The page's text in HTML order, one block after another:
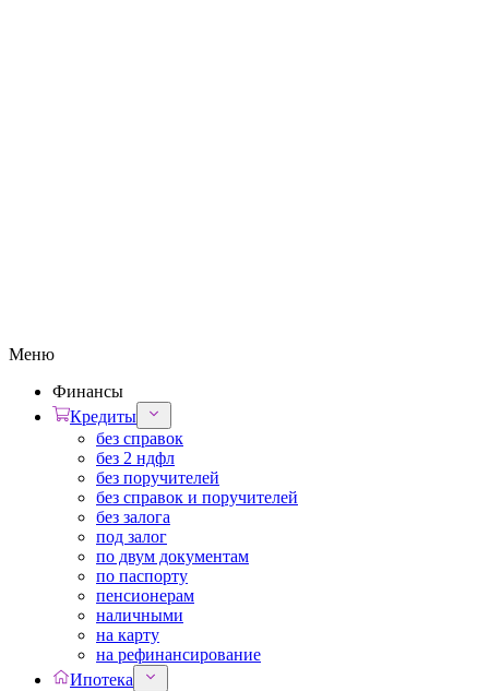
Меню
Финансы
Кредиты
без справок
без 2 ндфл
без поручителей
без справок и поручителей
без залога
под залог
по двум документам
по паспорту
пенсионерам
наличными
на карту
на рефинансирование
Ипотека